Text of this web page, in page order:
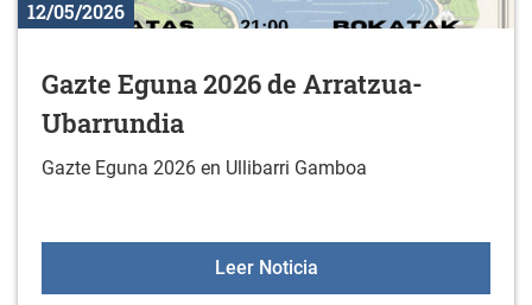
12/05/2026
Gazte Eguna 2026 de Arratzua-
Ubarrundia
Gazte Eguna 2026 en Ullibarri Gamboa
Leer NoticiaGazte Eguna 2026 de